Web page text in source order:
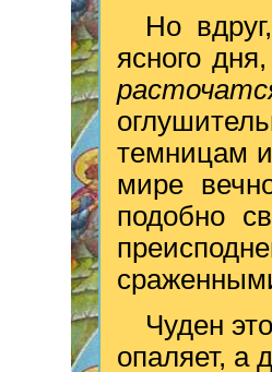
Но
ясного
темницам
мире
подобно
Чуден
опаляет, а